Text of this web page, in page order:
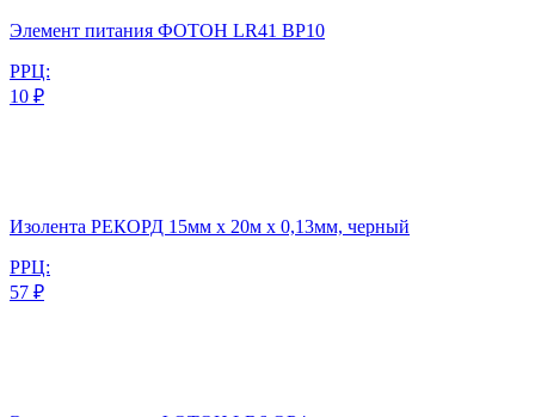
Элемент питания ФОТОН LR41 BP10
РРЦ:
10 ₽
Изолента РЕКОРД 15мм х 20м х 0,13мм, черный
РРЦ:
57 ₽